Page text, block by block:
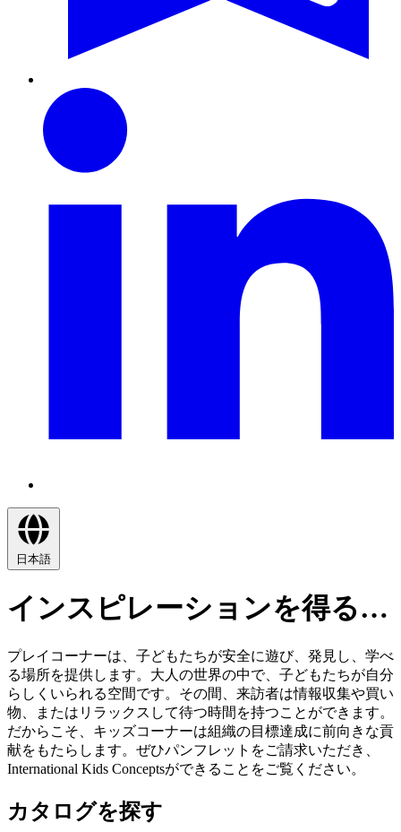
日本語
インスピレーションを得る…
プレイコーナーは、子どもたちが安全に遊び、発見し、学べ
る場所を提供します。大人の世界の中で、子どもたちが自分
らしくいられる空間です。その間、来訪者は情報収集や買い
物、またはリラックスして待つ時間を持つことができます。
だからこそ、キッズコーナーは組織の目標達成に前向きな貢
献をもたらします。ぜひパンフレットをご請求いただき、
International Kids Conceptsができることをご覧ください。
カタログを探す